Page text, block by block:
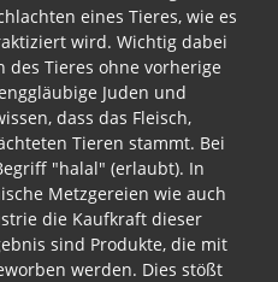
wird. Wichtig dabei
des Tieres ohne vorherige
Juden und
dass das Fleisch,
Tieren stammt. Bei
"halal" (erlaubt). In
Metzgereien wie auch
die Kaufkraft dieser
sind Produkte, die mit
werden. Dies stößt